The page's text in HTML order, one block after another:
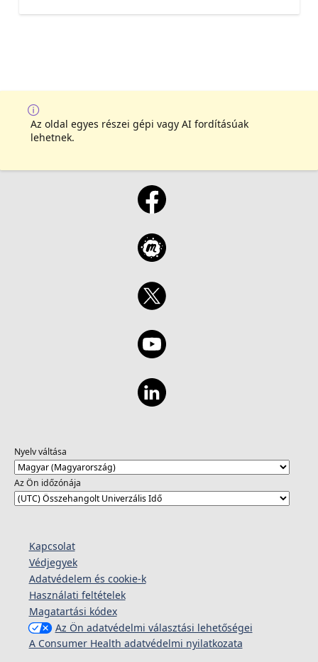
Az oldal egyes részei gépi vagy AI fordításúak
lehetnek.
Nyelv váltása
Az Ön időzónája
Kapcsolat
Védjegyek
Adatvédelem és cookie-k
Használati feltételek
Magatartási kódex
Az Ön adatvédelmi választási lehetőségei
A Consumer Health adatvédelmi nyilatkozata